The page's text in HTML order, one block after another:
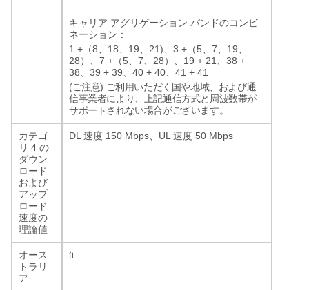
キャリア アグリゲーション バンドのコンビ
ネーション：
1 + （8 18 19 21) 3 + （5 7 19
28 ）、 7 + （5 7 28 ）、 19 + 21
38 +
38
39 + 39 40 + 40
41 + 41
(ご注意) ご利用いただく国や地域、および通
信事業者により、上記通信方式と周波数帯が
サポートされない場合がございます。
カテゴ
リ 4 の
ダウン
ロード
および
アップ
ロード
速度の
理論値
DL 速度 150 Mbps UL 速度 50 Mbps
オース
トラリ
ア
ü